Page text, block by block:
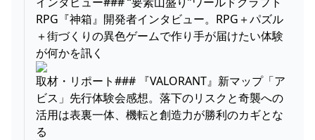
RPG『神箱』開発者インタビュー。RPG＋パズル
＋街づくりの異色ゲームで作り手が届けたい体験
が何かを訊く
取材・リポート### 『VALORANT』新マップ「ア
ビス」先行体験会感想。落下のリスクと奇襲への
活用は表裏一体、機転と創造力が勝利のカギとな
る